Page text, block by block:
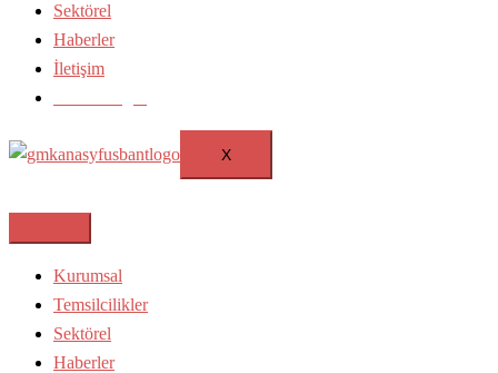
Sektörel
Haberler
İletişim
X
Kurumsal
Temsilcilikler
Sektörel
Haberler